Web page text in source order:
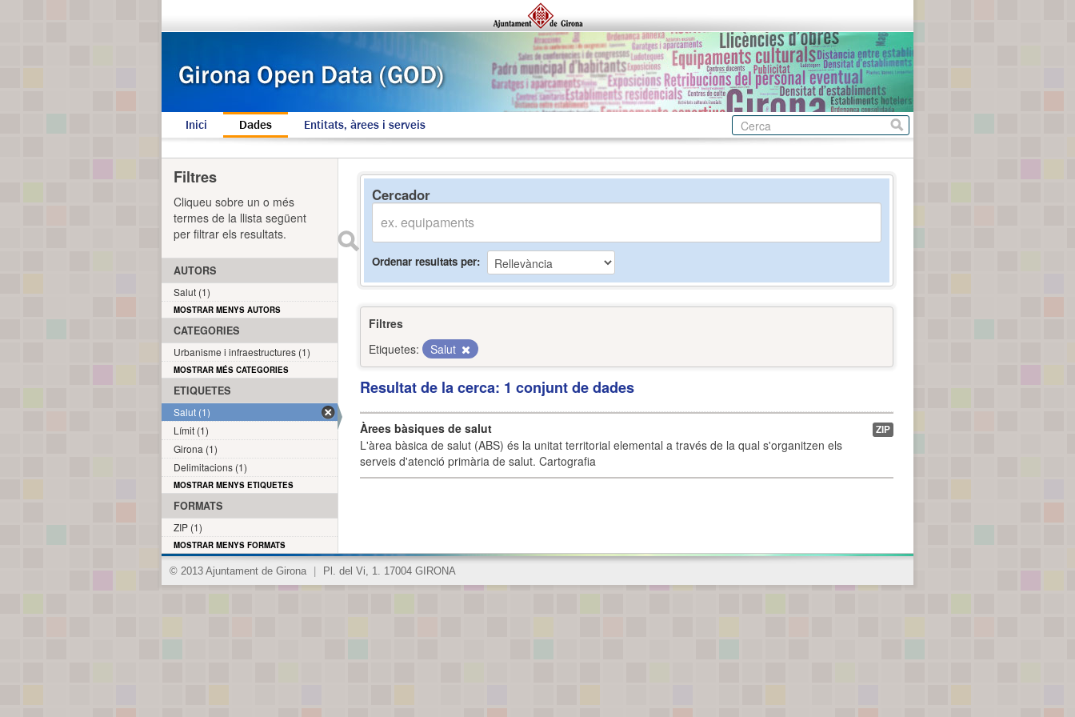
Inici Dades Entitats, àrees i serveis
Cercador
Ordenar resultats per
Filtres
Etiquetes:
Salut
Resultat de la cerca: 1 conjunt de dades
Àrees bàsiques de salut
L'àrea bàsica de salut (ABS) és la unitat territorial elemental a través de la qual s'organitzen els
serveis d'atenció primària de salut. Cartografia
ZIP
Filtres
Cliqueu sobre un o més
termes de la llista següent
per filtrar els resultats.
AUTORS
Salut (1)
MOSTRAR MENYS AUTORS
CATEGORIES
Urbanisme i infraestructures (1)
MOSTRAR MÉS CATEGORIES
ETIQUETES
Salut (1)
Límit (1)
Girona (1)
Delimitacions (1)
MOSTRAR MENYS ETIQUETES
FORMATS
ZIP (1)
MOSTRAR MENYS FORMATS
© 2013 Ajuntament de Girona Pl. del Vi, 1. 17004 GIRONA